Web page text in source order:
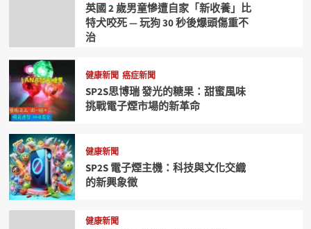
英國 2 歲男童慘遭自家「新收養」比
特犬咬死 — 玩狗 30 秒後爆頭傷重不
治
健康新聞 癌症新聞
SP2S思博瑞 發光的糖果：甜蜜風味
挑戰電子煙市場的新革命
健康新聞
SP2S 電子煙主機：科技與文化交織
的新興象徵
健康新聞